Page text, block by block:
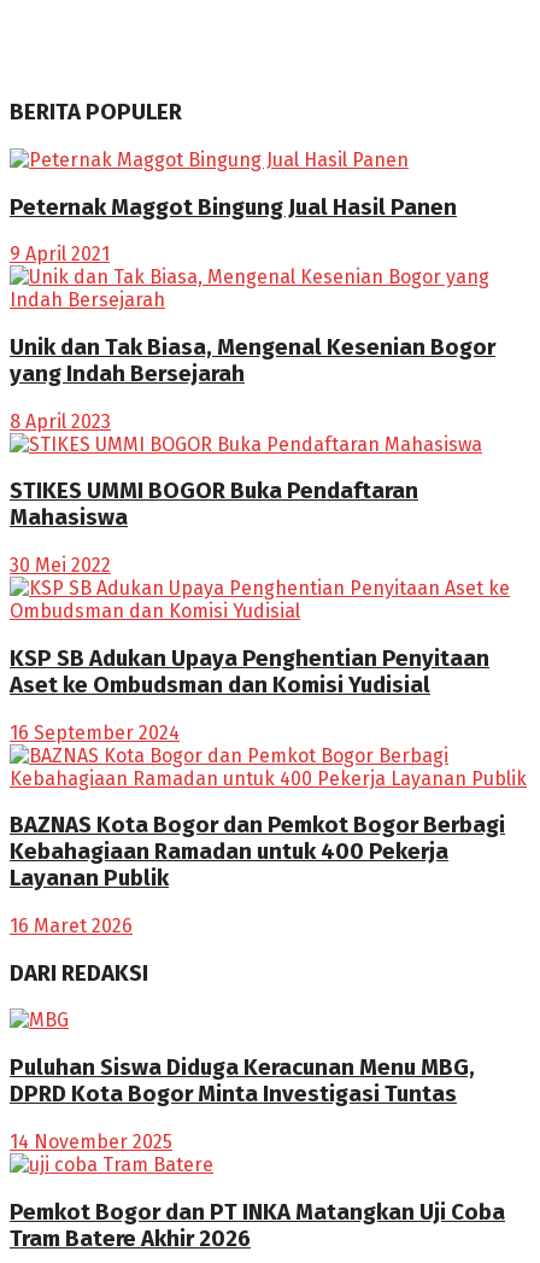
BERITA POPULER
Peternak Maggot Bingung Jual Hasil Panen
9 April 2021
Unik dan Tak Biasa, Mengenal Kesenian Bogor
yang Indah Bersejarah
8 April 2023
STIKES UMMI BOGOR Buka Pendaftaran
Mahasiswa
30 Mei 2022
KSP SB Adukan Upaya Penghentian Penyitaan
Aset ke Ombudsman dan Komisi Yudisial
16 September 2024
BAZNAS Kota Bogor dan Pemkot Bogor Berbagi
Kebahagiaan Ramadan untuk 400 Pekerja
Layanan Publik
16 Maret 2026
DARI REDAKSI
Puluhan Siswa Diduga Keracunan Menu MBG,
DPRD Kota Bogor Minta Investigasi Tuntas
14 November 2025
Pemkot Bogor dan PT INKA Matangkan Uji Coba
Tram Batere Akhir 2026